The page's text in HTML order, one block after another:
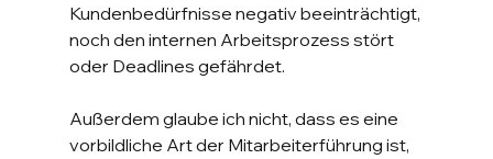
Kundenbedürfnisse negativ beeinträchtigt,
noch den internen Arbeitsprozess stört
oder Deadlines gefährdet.
Außerdem glaube ich nicht, dass es eine
vorbildliche Art der Mitarbeiterführung ist,